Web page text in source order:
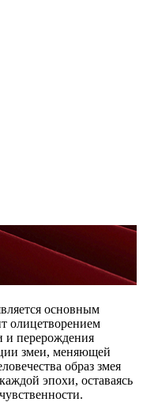
основным
олицетворением
и перерождения
змеи, меняющей
образ змея
эпохи, оставаясь